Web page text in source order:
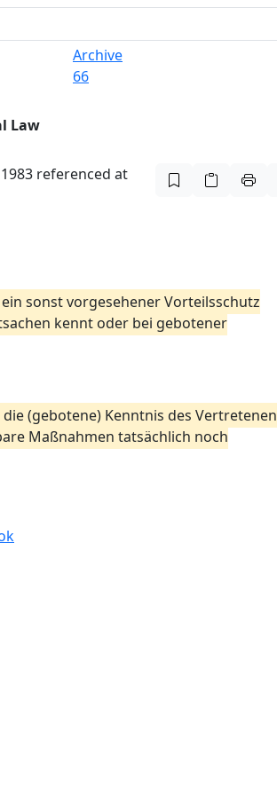
Archive
66
Law
referenced at
sonst vorgesehener Vorteilsschutz
kennt oder bei gebotener
(gebotene) Kenntnis des Vertretenen
Maßnahmen tatsächlich noch